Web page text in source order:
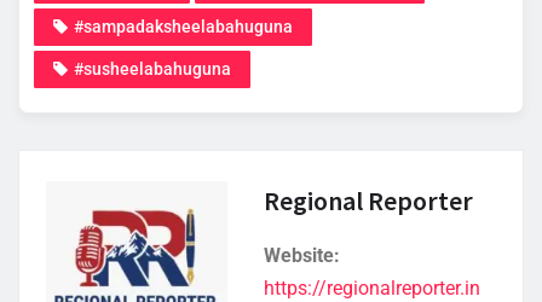
#sampadaksheelabahuguna
#susheelabahuguna
Regional Reporter
Website:
https://regionalreporter.in